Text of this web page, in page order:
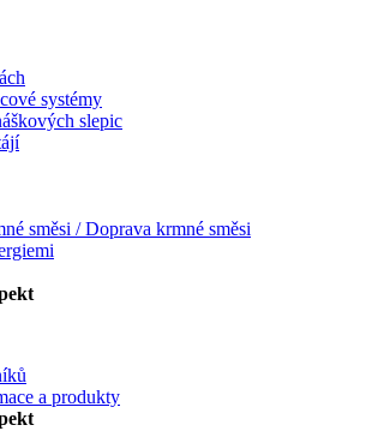
systémy
slepic
směsi / Doprava krmné směsi
a produkty